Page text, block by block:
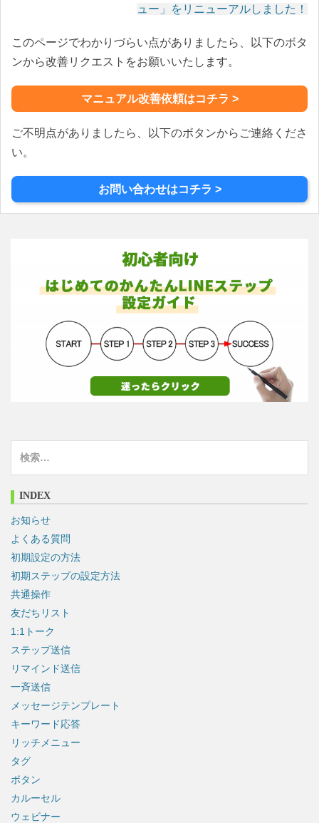
ゲ
ー
ン
ュー」をリニューアルしました！
このページでわかりづらい点がありましたら、以下のボタ
ンから改善リクエストをお願いいたします。
マニュアル改善依頼はコチラ >
ご不明点がありましたら、以下のボタンからご連絡くださ
い。
お問い合わせはコチラ >
検
:
INDEX
お知らせ
よくある質問
初期設定の方法
初期ステップの設定方法
共通操作
友だちリスト
1:1トーク
ステップ送信
リマインド送信
一斉送信
メッセージテンプレート
キーワード応答
リッチメニュー
タグ
ボタン
カルーセル
ウェビナー